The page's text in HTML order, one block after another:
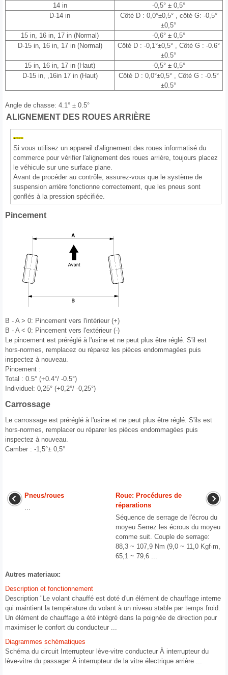
14 in
-0,5° ± 0,5°
D-14 in
Côté D : 0,0°±0,5° , côté G: -0,5°
±0,5°
15 in, 16 in, 17 in (Normal)
-0,6° ± 0,5°
D-15 in, 16 in, 17 in (Normal)
Côté D : -0,1°±0,5° , Côté G : -0.6°
±0.5°
15 in, 16 in, 17 in (Haut)
-0,5° ± 0,5°
D-15 in, ,16in 17 in (Haut)
Côté D : 0,0°±0,5° , Côté G : -0.5°
±0.5°
Angle de chasse: 4.1° ± 0.5°
ALIGNEMENT DES ROUES ARRIÈRE
Si vous utilisez un appareil d'alignement des roues informatisé du
commerce pour vérifier l'alignement des roues arrière, toujours placez
le véhicule sur une surface plane.
Avant de procéder au contrôle, assurez-vous que le système de
suspension arrière fonctionne correctement, que les pneus sont
gonflés à la pression spécifiée.
Pincement
B - A > 0: Pincement vers l'intérieur (+)
B - A < 0: Pincement vers l'extérieur (-)
Le pincement est préréglé à l'usine et ne peut plus être réglé. S'il est
hors-normes, remplacez ou réparez les pièces endommagées puis
inspectez à nouveau.
Pincement :
Total : 0.5° (+0.4°/ -0.5°)
Individuel: 0,25° (+0,2°/ -0,25°)
Carrossage
Le carrossage est préréglé à l'usine et ne peut plus être réglé. S'ils est
hors-normes, remplacer ou réparer les pièces endommagées puis
inspectez à nouveau.
Camber : -1,5°± 0,5°
Pneus/roues
...
Roue: Procédures de
réparations
Séquence de serrage de l'écrou du
moyeu Serrez les écrous du moyeu
comme suit. Couple de serrage:
88,3 ~ 107,9 Nm (9,0 ~ 11,0 Kgf·m,
65,1 ~ 79,6 ...
Autres materiaux:
Description et fonctionnement
Description "Le volant chauffé est doté d'un élément de chauffage interne
qui maintient la température du volant à un niveau stable par temps froid.
Un élément de chauffage a été intégré dans la poignée de direction pour
maximiser le confort du conducteur ...
Diagrammes schématiques
Schéma du circuit Interrupteur lève-vitre conducteur À interrupteur du
lève-vitre du passager À interrupteur de la vitre électrique arrière ...